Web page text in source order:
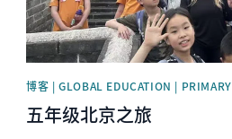
博客 | GLOBAL EDUCATION | PRIMARY
五年级北京之旅